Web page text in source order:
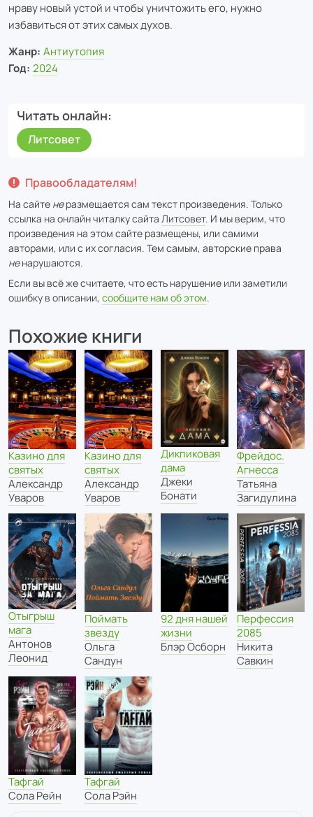
нраву новый устой и чтобы уничтожить его, нужно
избавиться от этих самых духов.
Жанр: Антиутопия
Год: 2024
Читать онлайн
Литсовет
Правообладателям!
На сайте неразмещается сам текст произведения. Только
ссылка на онлайн читалку сайта Литсовет. И мы верим, что
произведения на этом сайте размещены, или самими
авторами, или с их согласия. Тем самым, авторские права
ненарушаются.
Если вы всё же считаете, что есть нарушение или заметили
ошибку в описании, сообщите нам об этом.
Похожие книги
Казино для
святых
Александр
Уваров
Казино для
святых
Александр
Уваров
Дикпиковая
дама
Джеки
Бонати
Фрейдос.
Агнесса
Татьяна
Загидулина
Отыгрыш
мага
Антонов
Леонид
Поймать
звезду
Ольга
Сандун
92 дня нашей
жизни
Блэр Осборн
Перфессия
2085
Никита
Савкин
Тафгай
Сола Рейн
Тафгай
Сола Рэйн